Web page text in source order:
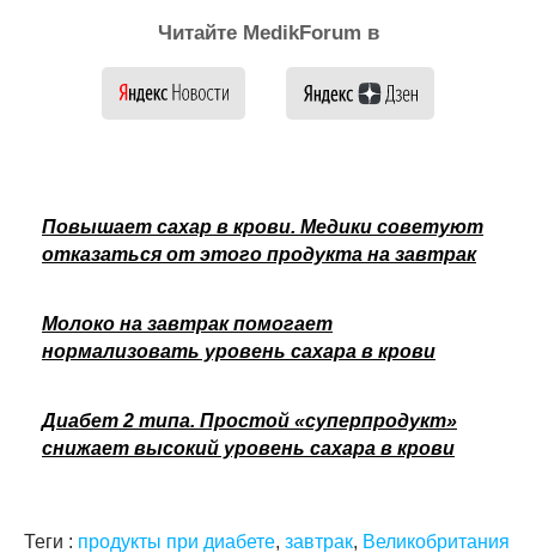
Читайте MedikForum в
Повышает сахар в крови. Медики советуют
отказаться от этого продукта на завтрак
Молоко на завтрак помогает
нормализовать уровень сахара в крови
Диабет 2 типа. Простой «суперпродукт»
снижает высокий уровень сахара в крови
Теги : продукты при диабете, завтрак, Великобритания